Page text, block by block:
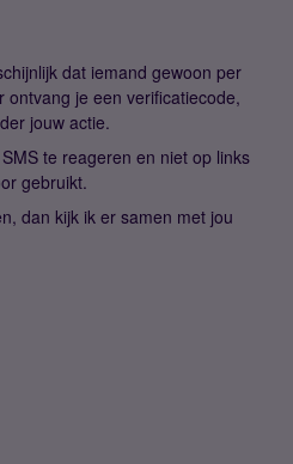
dat iemand gewoon per
je een verificatiecode,
jouw actie.
te reageren en niet op links
gebruikt.
dan kijk ik er samen met jou